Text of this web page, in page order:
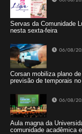
Servas da Comunidade
nesta sexta-feira
06/08/
Corsan mobiliza plano
previsão de temporais no
06/08/
Aula magna da
comunidade acadêmica